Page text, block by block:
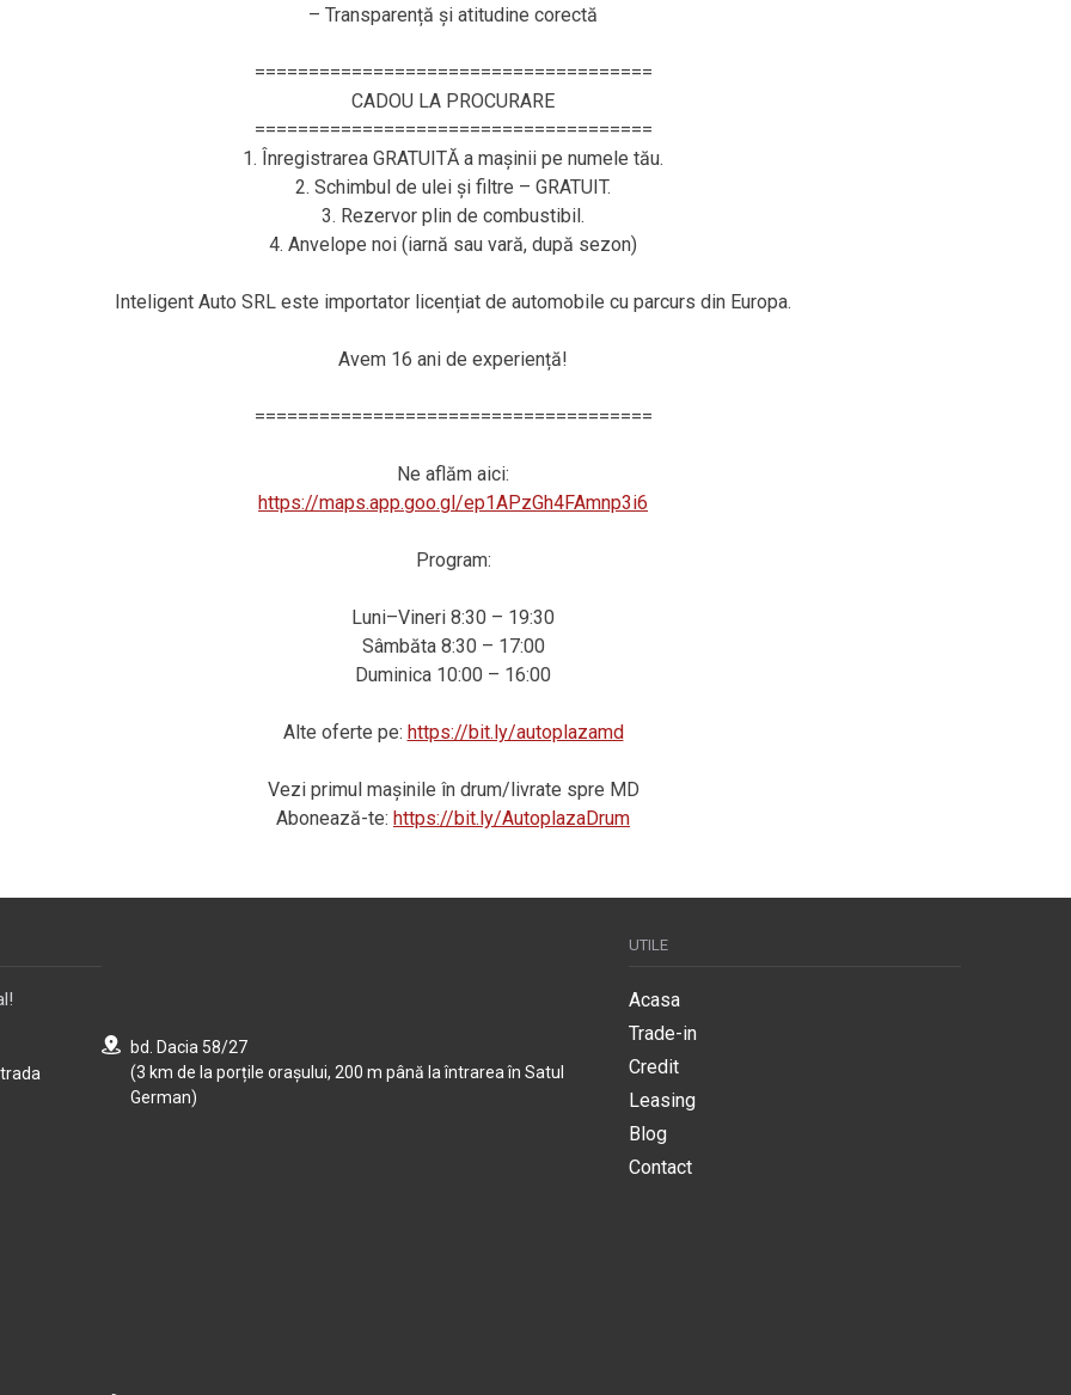
– Transparență și atitudine corectă
=====================================
CADOU LA PROCURARE
=====================================
1. Înregistrarea GRATUITĂ a mașinii pe numele tău.
2. Schimbul de ulei și filtre – GRATUIT.
3. Rezervor plin de combustibil.
4. Anvelope noi (iarnă sau vară, după sezon)
Inteligent Auto SRL este importator licențiat de automobile cu parcurs din Europa.
Avem 16 ani de experiență!
=====================================
Ne aflăm aici:
https://maps.app.goo.gl/ep1APzGh4FAmnp3i6
Program:
Luni–Vineri 8:30 – 19:30
Sâmbăta 8:30 – 17:00
Duminica 10:00 – 16:00
Alte oferte pe: https://bit.ly/autoplazamd
Vezi primul mașinile în drum/livrate spre MD
Abonează-te: https://bit.ly/AutoplazaDrum
bd. Dacia 58/27
(3 km de la porțile orașului, 200 m până la întrarea în Satul
German)
UTILE
Acasa
Trade-in
Credit
Leasing
Blog
Contact